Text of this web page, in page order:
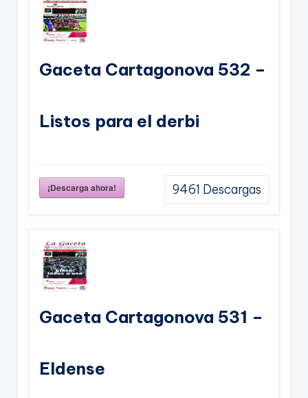
Gaceta Cartagonova 532 –
Listos para el derbi
¡Descarga ahora! 9461 Descargas
Gaceta Cartagonova 531 –
Eldense